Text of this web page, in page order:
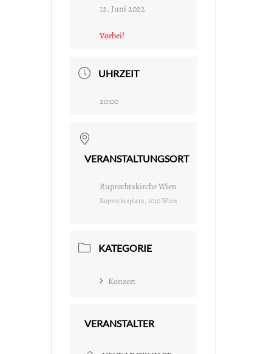
12. Juni 2022
Vorbei!
UHRZEIT
20:00
VERANSTALTUNGSORT
Ruprechtskirche Wien
Ruprechtsplatz, 1010 Wien
KATEGORIE
Konzert
VERANSTALTER